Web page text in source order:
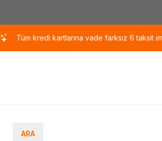
Tüm kredi kartlarına vade farksız 6 taksit imkânı!
ARA